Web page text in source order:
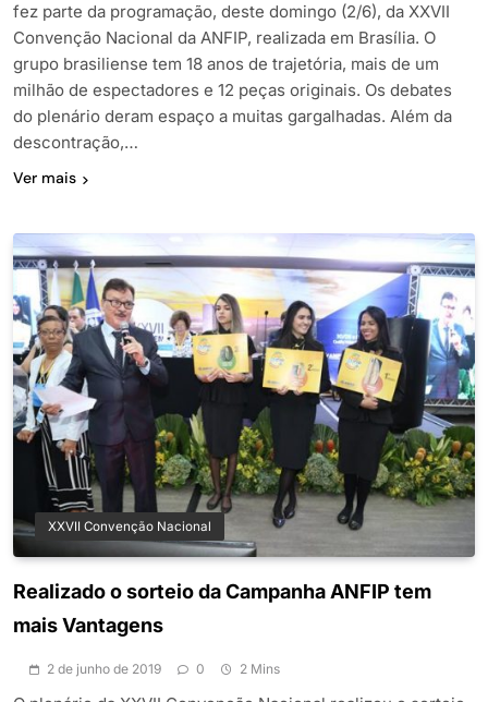
fez parte da programação, deste domingo (2/6), da XXVII
Convenção Nacional da ANFIP, realizada em Brasília. O
grupo brasiliense tem 18 anos de trajetória, mais de um
milhão de espectadores e 12 peças originais. Os debates
do plenário deram espaço a muitas gargalhadas. Além da
descontração,…
Ver mais
XXVII Convenção Nacional
Realizado o sorteio da Campanha ANFIP tem
mais Vantagens
2 de junho de 2019 0 2 Mins